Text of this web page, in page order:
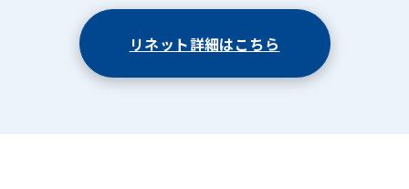
リネット詳細はこちら